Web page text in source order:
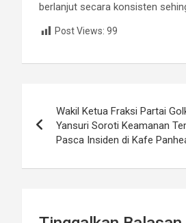
berlanjut secara konsisten
Post Views: 99
pos
Wakil Ketua Fraksi Partai
Yansuri Soroti Keamanan
Pasca Insiden di Kafe